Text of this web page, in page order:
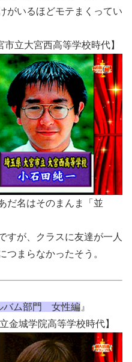
がいるほどモテまくってい
立大宮西高等学校時代】
だ名はそのまんま「並
すが、クラスに友達が一人
つまらなかったそう。
バム部門 女性編 』
城学院高等学校時代】